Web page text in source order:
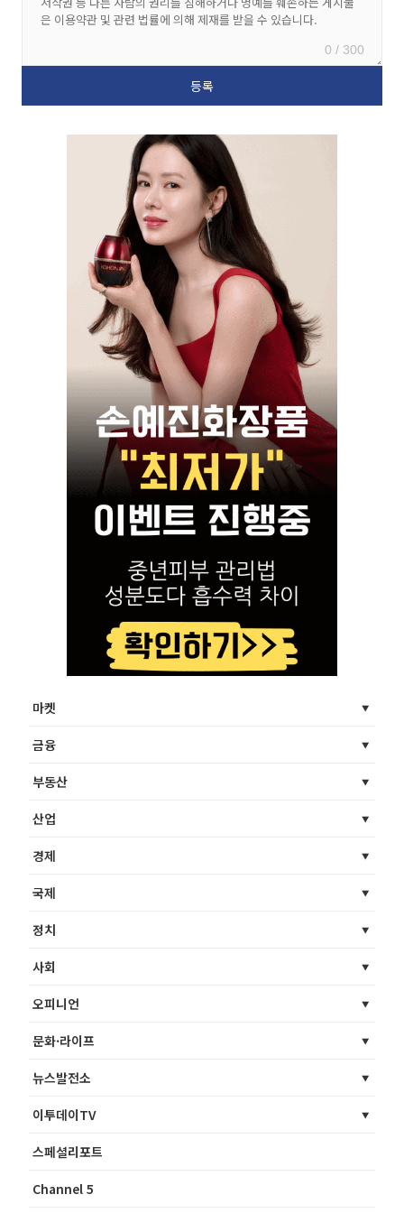
0 / 300
마켓
금융
부동산
산업
경제
국제
정치
사회
오피니언
문화·라이프
뉴스발전소
이투데이TV
스페셜리포트
Channel 5